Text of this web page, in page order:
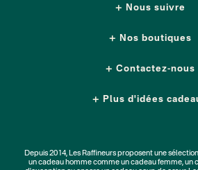
Nous suivre
Nos boutiques
Contactez-nous
Plus d'idées
Depuis 2014, Les Raffineurs proposent une
uncadeau hommecomme un cadeau femme, un